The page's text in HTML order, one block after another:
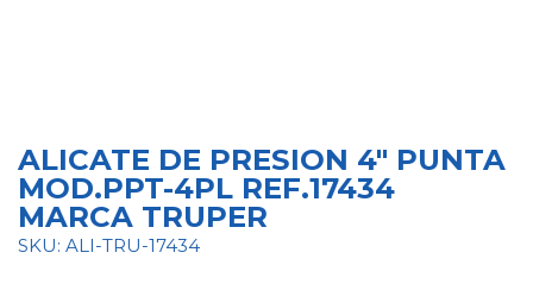
ALICATE DE PRESION 4" PUNTA
MOD.PPT-4PL REF.17434
MARCA TRUPER
SKU: ALI-TRU-17434